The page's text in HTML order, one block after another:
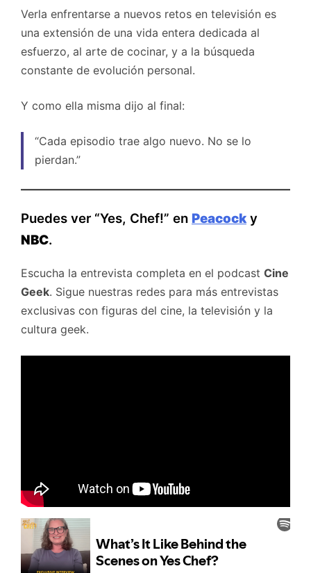
Verla enfrentarse a nuevos retos en televisión es
una extensión de una vida entera dedicada al
esfuerzo, al arte de cocinar, y a la búsqueda
constante de evolución personal.
Y como ella misma dijo al final:
“Cada episodio trae algo nuevo. No se lo
pierdan.”
Puedes ver “Yes, Chef!” en Peacocky
NBC.
Escucha la entrevista completa en el podcast Cine
Geek. Sigue nuestras redes para más entrevistas
exclusivas con figuras del cine, la televisión y la
cultura geek.